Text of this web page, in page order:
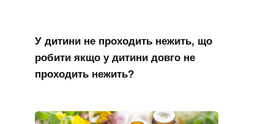
У дитини не проходить нежить, що
робити якщо у дитини довго не
проходить нежить?